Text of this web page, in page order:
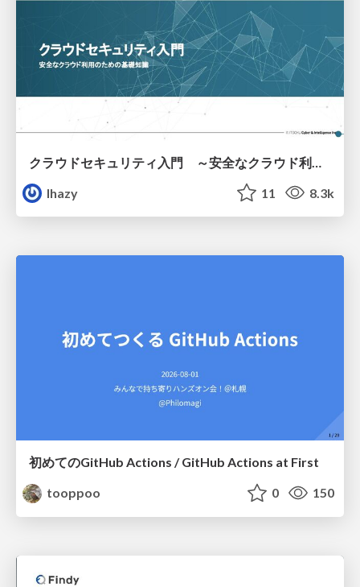
lhazy
11 8.3k
初めてのGitHub Actions / GitHub Actions at First
tooppoo
0 150